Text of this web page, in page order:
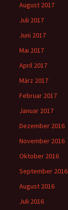
August 2017
Juli 2017
Juni 2017
Mai 2017
April 2017
März 2017
Februar 2017
Januar 2017
Dezember 2016
November 2016
Oktober 2016
September 2016
August 2016
Juli 2016